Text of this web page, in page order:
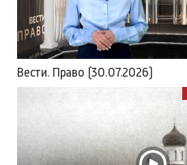
Вести. Право (30.07.2026)